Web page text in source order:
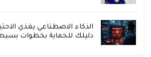
الذكاء الاصطناعي يغذي
دليلك للحماية بخطوات